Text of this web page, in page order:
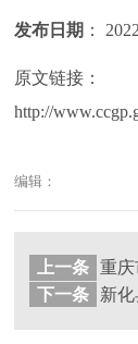
发布日期 ：
原文链接：
http://
编辑：
上一条
下一条